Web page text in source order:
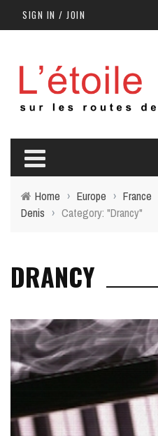
SIGN IN / JOIN
Home › Europe › France
Denis › Category: "Drancy"
DRANCY